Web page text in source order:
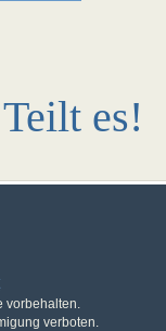
es!
vorbehalten.
verboten.